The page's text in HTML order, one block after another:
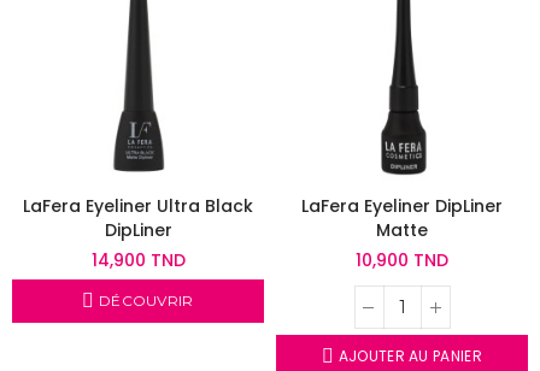
LaFera Eyeliner Ultra Black
DipLiner
14,900 TND
DÉCOUVRIR
LaFera Eyeliner DipLiner
Matte
10,900 TND
AJOUTER AU PANIER